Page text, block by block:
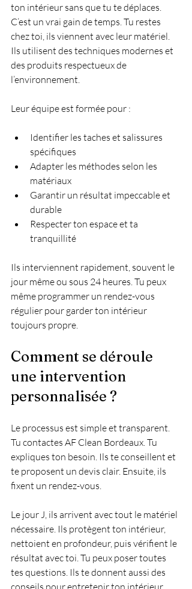
ton intérieur sans que tu te déplaces.
C’est un vrai gain de temps. Tu restes
chez toi, ils viennent avec leur matériel.
Ils utilisent des techniques modernes et
des produits respectueux de
l’environnement.
Leur équipe est formée pour :
Identifier les taches et salissures
spécifiques
Adapter les méthodes selon les
matériaux
Garantir un résultat impeccable et
durable
Respecter ton espace et ta
tranquillité
Ils interviennent rapidement, souvent le
jour même ou sous 24 heures. Tu peux
même programmer un rendez-vous
régulier pour garder ton intérieur
toujours propre.
Comment se déroule
une intervention
personnalisée ?
Le processus est simple et transparent.
Tu contactes AF Clean Bordeaux. Tu
expliques ton besoin. Ils te conseillent et
te proposent un devis clair. Ensuite, ils
fixent un rendez-vous.
Le jour J, ils arrivent avec tout le matériel
nécessaire. Ils protègent ton intérieur,
nettoient en profondeur, puis vérifient le
résultat avec toi. Tu peux poser toutes
tes questions. Ils te donnent aussi des
conseils pour entretenir ton intérieur